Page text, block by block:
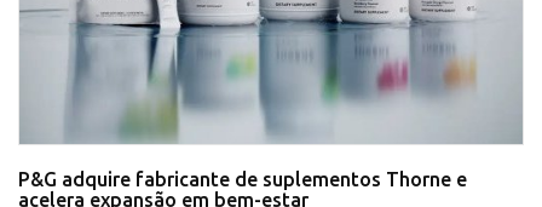
P&G adquire fabricante de suplementos Thorne e
acelera expansão em bem-estar